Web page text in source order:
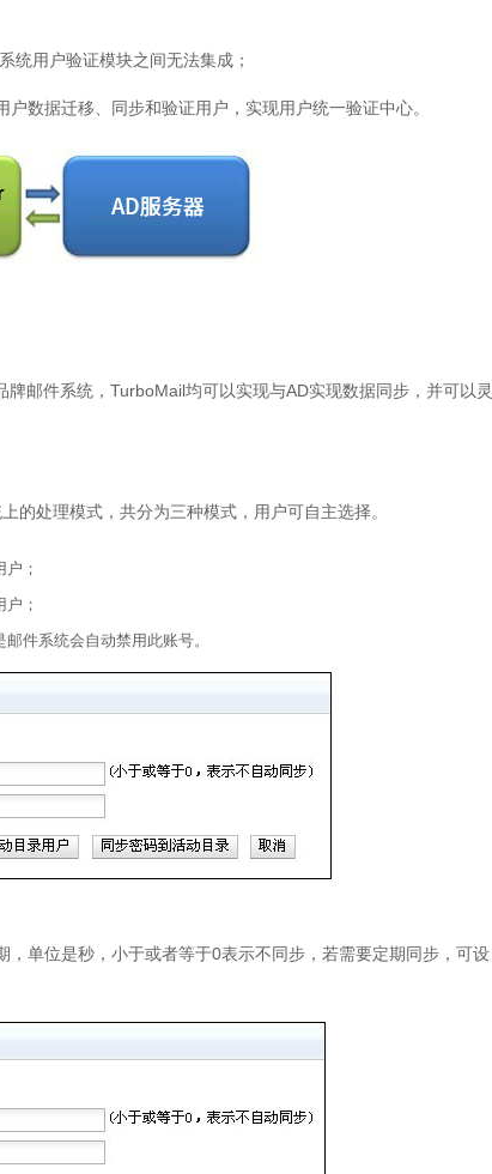
统用户验证模块之间无法集成；
数据迁移、同步和验证用户，实现用户统一验证中心。
邮件系统，TurboMail均可以实现与AD实现数据同步，并可以灵
的处理模式，共分为三种模式，用户可自主选择。
；
；
件系统会自动禁用此账号。
单位是秒，小于或者等于0表示不同步，若需要定期同步，可设